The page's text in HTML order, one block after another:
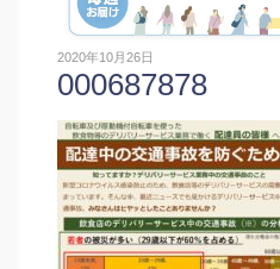
2020年10月26日
000687878